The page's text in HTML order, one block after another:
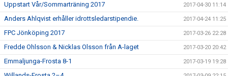
Uppstart Vår/Sommarträning 2017 2017-04-30 11:14
Anders Ahlqvist erhåller idrottsledarstipendie. 2017-04-24 11:25
FPC Jönköping 2017 2017-03-26 22:28
Fredde Ohlsson & Nicklas Olsson från A-laget 2017-03-20 20:42
Emmaljunga-Frosta 8-1 2017-03-19 19:28